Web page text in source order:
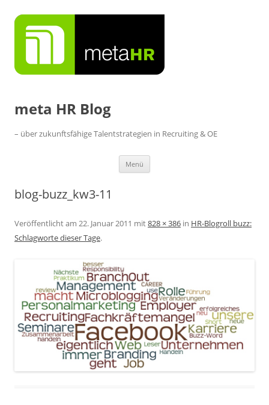
Inhalt
springen
meta HR Blog
– über zukunftsfähige Talentstrategien in Recruiting & OE
Menü
blog-buzz_kw3-11
Veröffentlicht am 22. Januar 2011 mit828 × 386 in HR-Blogroll buzz:
Schlagworte dieser Tage.